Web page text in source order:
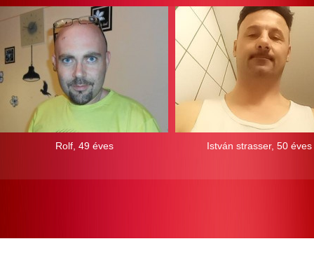
Rolf, 49 éves István strasser, 50 éves